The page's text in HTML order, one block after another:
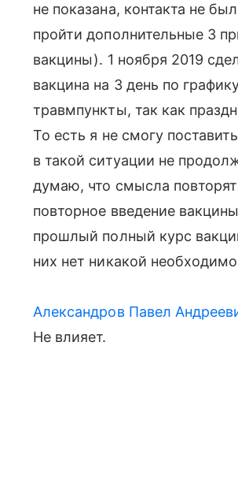
не показана, контакта не
пройти дополнительные 3
вакцины). 1 ноября 2019
вакцина на 3 день по
травмпункты, так как
То есть я не смогу
в такой ситуации не
думаю, что смысла
повторное введение
прошлый полный курс
них нет никакой
Александров Павел
Не влияет.